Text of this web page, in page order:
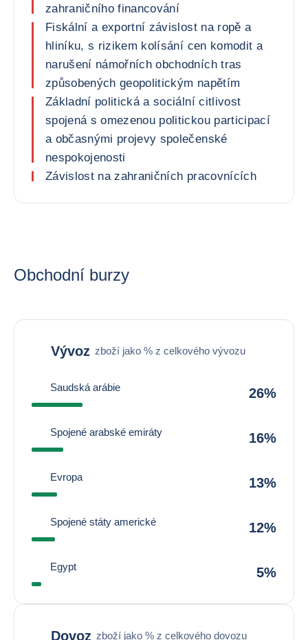
zahraničního financování
Fiskální a exportní závislost na ropě a
hliníku, s rizikem kolísání cen komodit a
narušení námořních obchodních tras
způsobených geopolitickým napětím
Základní politická a sociální citlivost
spojená s omezenou politickou participací
a občasnými projevy společenské
nespokojenosti
Závislost na zahraničních pracovnících
Obchodní burzy
Vývoz zboží jako % z celkového vývozu
Saudská arábie 26%
Spojené arabské emiráty 16%
Evropa 13%
Spojené státy americké 12%
Egypt 5%
Dovoz zboží jako % z celkového dovozu